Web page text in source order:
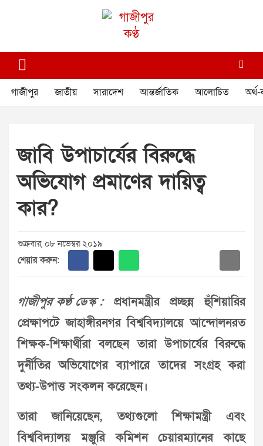
গাজীপুর কণ্ঠ
গাজীপুর জাতীয় সারাদেশ আন্তর্জাতিক আলোচিত অর্থ-
জাবি উপাচার্যের বিরুদ্ধে
অভিযোগ প্রমাণের দায়িত্ব
কার?
শুক্রবার, ০৮ নভেম্বর ২০১৯
শেয়ার করুন:
গাজীপুর কণ্ঠ ডেস্ক :প্রধানমন্ত্রীর প্রচ্ছন্ন হুঁশিয়ারির
প্রেক্ষাপটে জাহাঙ্গীরনগর বিশ্ববিদ্যালয়ে আন্দোলনরত
শিক্ষক-শিক্ষার্থীরা বলছেন তারা উপাচার্যের বিরুদ্ধে
দুর্নীতির অভিযোগের ব্যাপারে তাদের সংগ্রহ করা
তথ্য-উপাত্ত সংকলন করেছেন।
তারা জানিয়েছেন, তথ্যগুলো শিক্ষামন্ত্রী এবং
বিশ্ববিদ্যালয় মঞ্জুরি কমিশন চেয়ারম্যানের কাছে